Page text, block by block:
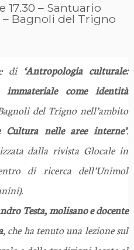
17.30 – Santuario
Bagnoli del Trigno
di‘Antropologia culturale:
come identità
del Trigno nell’ambito
Cultura nelle aree interne’.
dalla rivista Glocale in
di ricerca dell’Unimol
Testa, molisano e docente
, che ha tenuto una lezione sul